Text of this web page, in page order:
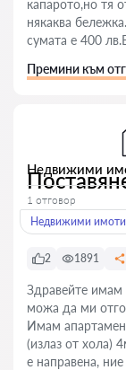
капарото,но тя
някаква
сумата е 400
Премини към
Недвижими
1 отговор
Недвижими имоти
2 1891
Здравейте имам
можа да ми
Имам
(излаз от хола)
е направена,